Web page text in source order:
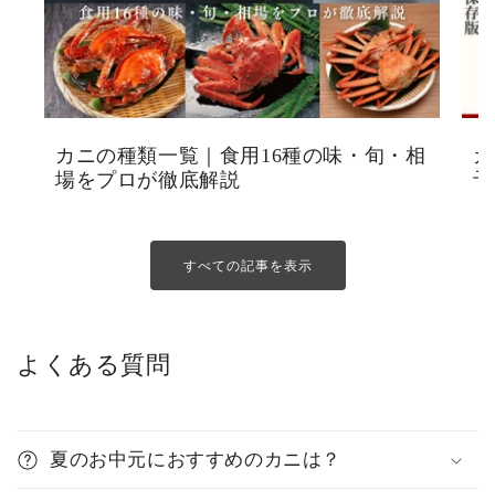
カニの種類一覧｜食用16種の味・旬・相
場をプロが徹底解説
すべての記事を表示
よくある質問
夏のお中元におすすめのカニは？